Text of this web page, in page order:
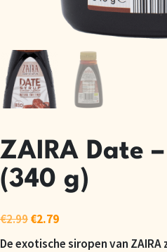
ZAIRA Date
(340 g)
€2.99€2.79
De exotische siropen van